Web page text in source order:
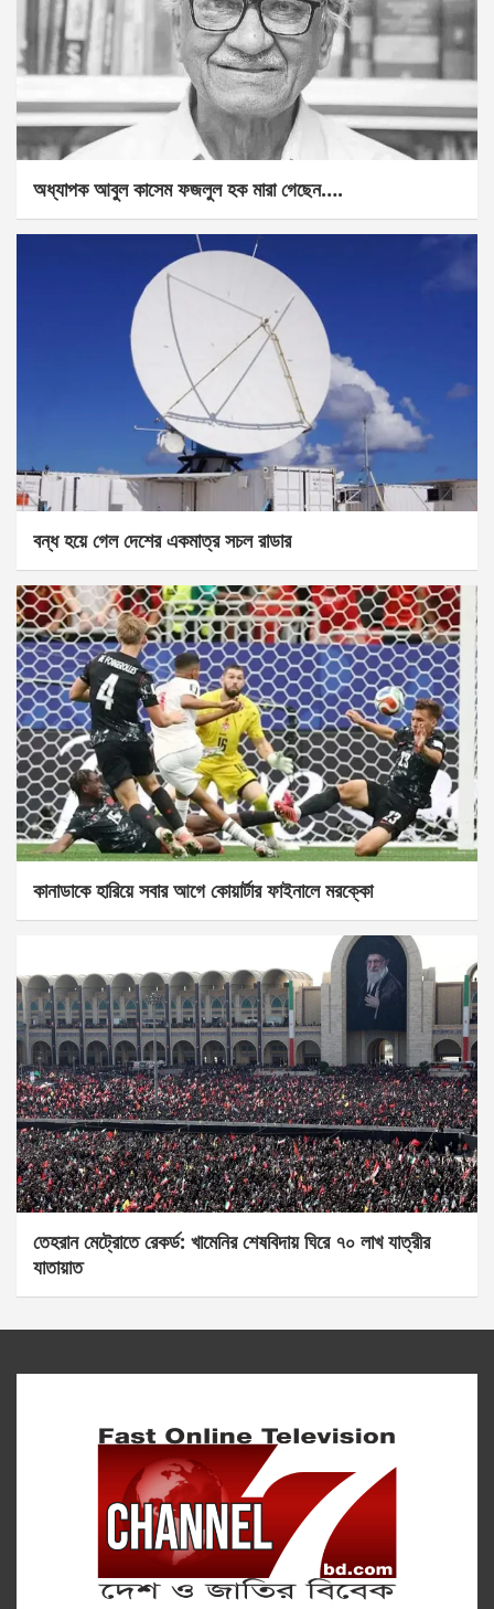
অধ্যাপক আবুল কাসেম ফজলুল হক মারা গেছেন….
বন্ধ হয়ে গেল দেশের একমাত্র সচল রাডার
কানাডাকে হারিয়ে সবার আগে কোয়ার্টার ফাইনালে মরক্কো
তেহরান মেট্রোতে রেকর্ড: খামেনির শেষবিদায় ঘিরে ৭০ লাখ যাত্রীর
যাতায়াত